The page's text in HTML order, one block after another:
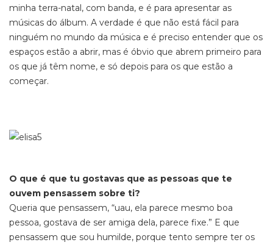
minha terra-natal, com banda, e é para apresentar as
músicas do álbum. A verdade é que não está fácil para
ninguém no mundo da música e é preciso entender que os
espaços estão a abrir, mas é óbvio que abrem primeiro para
os que já têm nome, e só depois para os que estão a
começar.
O que é que tu gostavas que as pessoas que te
ouvem pensassem sobre ti?
Queria que pensassem, “uau, ela parece mesmo boa
pessoa, gostava de ser amiga dela, parece fixe.” E que
pensassem que sou humilde, porque tento sempre ter os